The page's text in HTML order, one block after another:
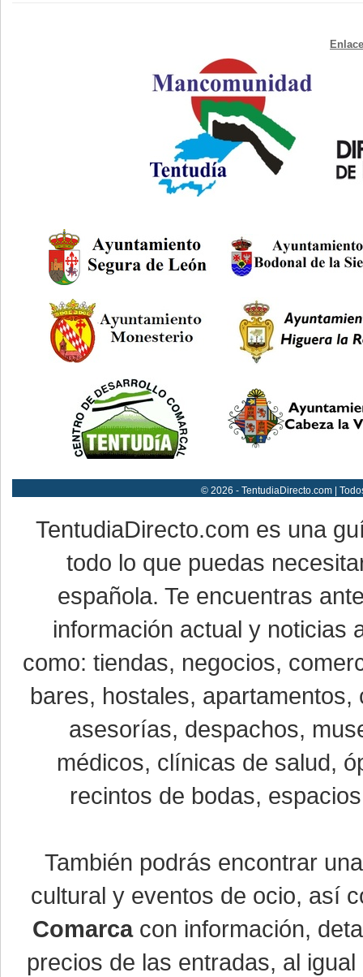
© 2026 - TentudiaDirecto.com |
TentudiaDirecto.com es una
todo lo que puedas
española. Te encuentras
información actual y noticias
como: tiendas, negocios,
bares, hostales,
asesorías, despachos,
médicos, clínicas de salud,
recintos de bodas,
También podrás encontrar
cultural y eventos de ocio, así
Comarcacon información,
precios de las entradas, al